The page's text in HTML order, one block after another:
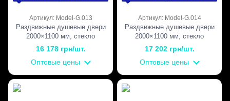
Артикул: Model-G.013
Раздвижные душевые двери
2000×1100 мм, стекло
Прозрачное, интимная зона,
фурнитура PSS —
полированная нержавеющая
16 178 грн/шт.
Оптовые цены
Артикул: Model-G.014
Раздвижные душевые двери
2000×1100 мм, стекло
Прозрачное, интимная зона,
фурнитура SSS — матовая
нержавеющая сталь
17 202 грн/шт.
Оптовые цены